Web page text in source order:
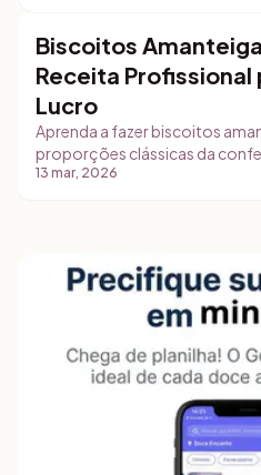
Biscoitos
Receita
Lucro
Aprenda a fazer biscoitos
proporções clássicas da
com ingredientes em gramas,
13 mar, 2026